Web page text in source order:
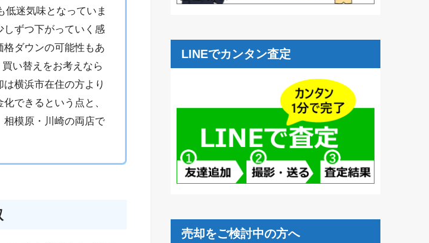
低迷気味となっていま
ずつ下がっていく感
格ダウンの可能性もあ
い替えをお考えなら
横浜市在住の方より
できるという点と、
模原・川崎の両店で
LINEでカンタン査定
売却をご検討中の方へ